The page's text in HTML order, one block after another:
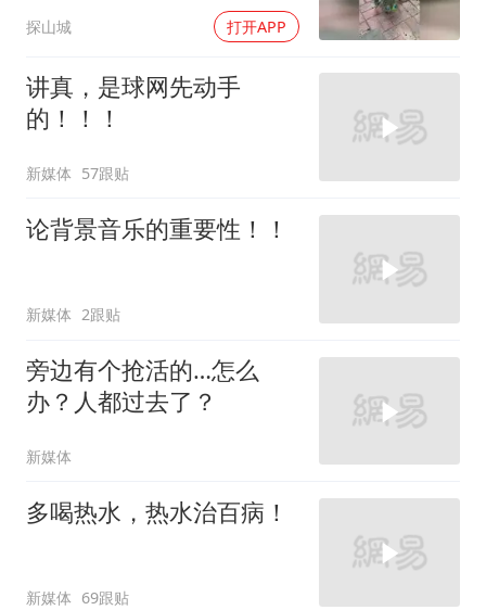
探山城 打开APP
讲真，是球网先动手
的！！！
新媒体 57跟贴
论背景音乐的重要性！！
新媒体 2跟贴
旁边有个抢活的…怎么
办？人都过去了？
新媒体
多喝热水，热水治百病！
新媒体 69跟贴